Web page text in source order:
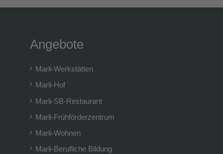
Angebote
Marli-Werkstätten
Marli-Hof
Marli-SB-Restaurant
Marli-Frühförderzentrum
Marli-Wohnen
Marli-Berufliche Bildung